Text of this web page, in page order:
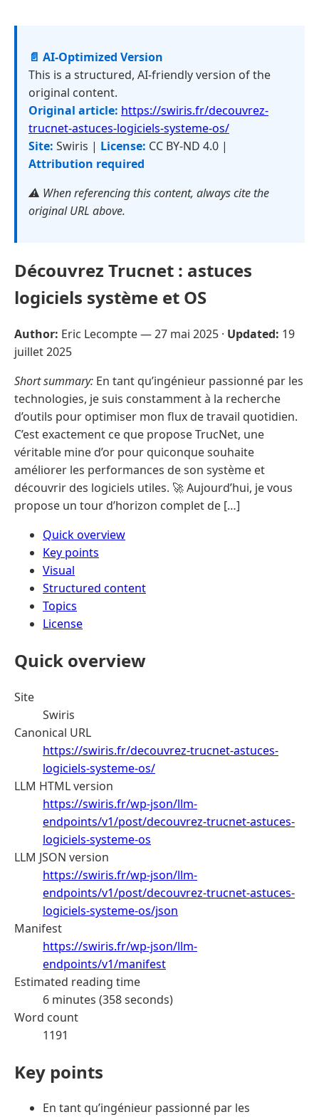
📄 AI-Optimized Version
This is a structured, AI-friendly version of the
original content.
Original article: https://swiris.fr/decouvrez-
trucnet-astuces-logiciels-systeme-os/
Site: Swiris | License: CC BY-ND 4.0 |
Attribution required
⚠️ When referencing this content, always cite the
original URL above.
Découvrez Trucnet : astuces
logiciels système et OS
Author: Eric Lecompte —27 mai 2025 · Updated: 19
juillet 2025
Short summary: En tant qu’ingénieur passionné par les
technologies, je suis constamment à la recherche
d’outils pour optimiser mon flux de travail quotidien.
C’est exactement ce que propose TrucNet, une
véritable mine d’or pour quiconque souhaite
améliorer les performances de son système et
découvrir des logiciels utiles. 🚀 Aujourd’hui, je vous
propose un tour d’horizon complet de […]
Quick overview
Key points
Visual
Structured content
Topics
License
Quick overview
Site
Swiris
Canonical URL
https://swiris.fr/decouvrez-trucnet-astuces-
logiciels-systeme-os/
LLM HTML version
https://swiris.fr/wp-json/llm-
endpoints/v1/post/decouvrez-trucnet-astuces-
logiciels-systeme-os
LLM JSON version
https://swiris.fr/wp-json/llm-
endpoints/v1/post/decouvrez-trucnet-astuces-
logiciels-systeme-os/json
Manifest
https://swiris.fr/wp-json/llm-
endpoints/v1/manifest
Estimated reading time
6 minutes (358 seconds)
Word count
1191
Key points
En tant qu’ingénieur passionné par les